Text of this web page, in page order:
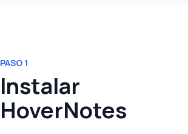
PASO 1
Instalar
HoverNotes